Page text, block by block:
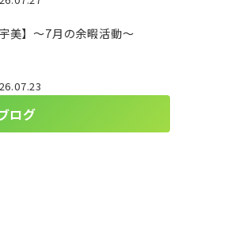
宇美】～7月の余暇活動～
ログ